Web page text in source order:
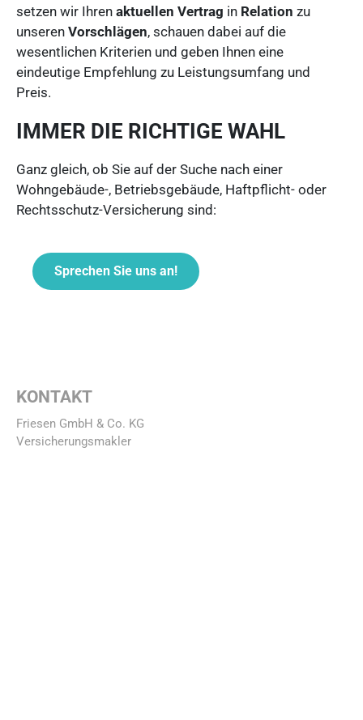
setzen wir Ihren aktuellen Vertrag in Relation zu
unseren Vorschlägen, schauen dabei auf die
wesentlichen Kriterien und geben Ihnen eine
eindeutige Empfehlung zu Leistungsumfang und
Preis.
IMMER DIE RICHTIGE WAHL
Ganz gleich, ob Sie auf der Suche nach einer
Wohngebäude-, Betriebsgebäude, Haftpflicht- oder
Rechtsschutz-Versicherung sind:
Sprechen Sie uns an!
KONTAKT
Friesen GmbH & Co. KG
Versicherungsmakler